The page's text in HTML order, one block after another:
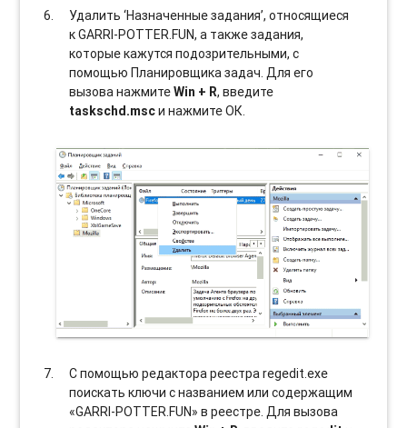
Удалить ‘Назначенные задания’, относящиеся
к GARRI-POTTER.FUN, а также задания,
которые кажутся подозрительными, с
помощью Планировщика задач. Для его
вызова нажмитеWin + R, введите
taskschd.mscи нажмите ОК.
С помощью редактора реестра regedit.exe
поискать ключи с названием или содержащим
«GARRI-POTTER.FUN» в реестре. Для вызова